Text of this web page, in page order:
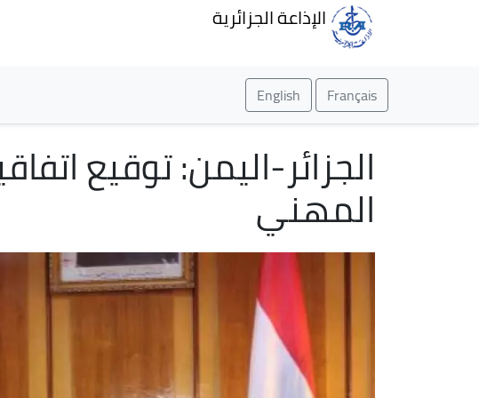
الإذاعة الجزائرية
Français
English
الجزائر-اليمن: توقيع
المهني